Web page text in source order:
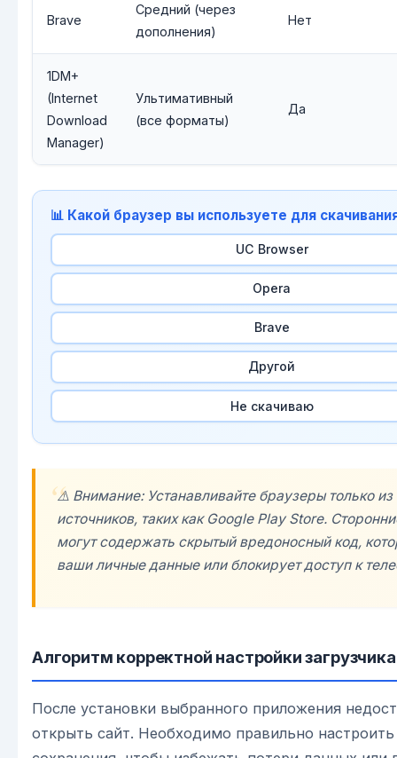
Brave
Средний (через
дополнения)
Нет
1DM+
(Internet
Download
Manager)
Ультимативный
(все форматы)
Да
📊 Какой браузер вы используете для
UC Browser
Opera
Brave
Другой
Не скачиваю
⚠️ Внимание: Устанавливайте браузеры только
источников, таких как Google Play Store.
могут содержать скрытый вредоносный код,
ваши личные данные или блокирует доступ к
Алгоритм корректной настройки загрузчика
После установки выбранного приложения
открыть сайт. Необходимо правильно